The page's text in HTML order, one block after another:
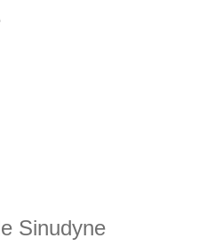
Sinudyne